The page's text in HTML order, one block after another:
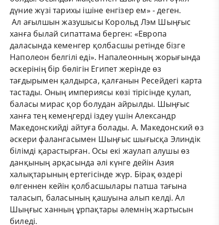
дүние жүзі тарихы ішіне енгізер ем» - деген.
Ал ағылшын жазушысы Корольд Лэм Шыңғыс
ханға былай сипаттама берген: «Европа
даласында кеменгер қолбасшы ретінде бізге
Наполеон белгілі еді». Напалеонның жорығында
әскерінің бір бөлігін Египет жерінде өз
тағдырымен қалдырса, қалғанын Ресейдегі карта
тастады. Оның империясы көзі тірісінде қулап,
баласы мирас қор болудан айрылды. Шыңғыс
ханға тең кемеңгерді іздеу үшін Александр
Македонскийді айтуға болады. А. Македонский өз
әскери фалангасымен Шыңғыс шығысқа Элиндік
білімді қарастырған. Осы екі жаулап алушы өз
данқының арқасында әлі күнге дейін Азия
халықтарының ертегісінде жүр. Бірақ өздері
өлгеннен кейін қолбасшылары патша тағына
таласып, баласының қашуына алып келді. Ал
Шыңғыс ханның ұрпақтары әлемнің жартысын
биледі.